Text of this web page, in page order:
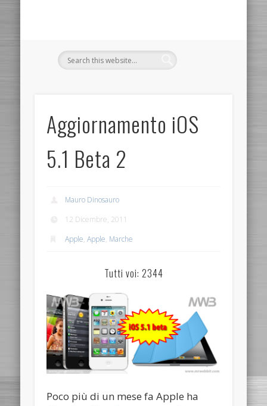
Aggiornamento iOS
5.1 Beta 2
Mauro Dinosauro
12 Dicembre, 2011
Apple,Apple, Marche
Tutti voi: 2344
Poco più di un mese fa Apple ha